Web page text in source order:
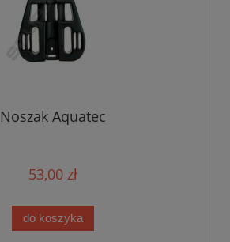
Noszak Aquatec
53,00 zł
do koszyka